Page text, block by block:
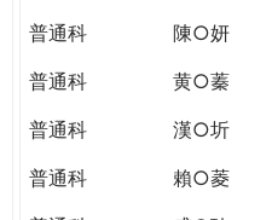
普通科
陳○妍
普通科
黄○蓁
普通科
漢○圻
普通科
賴○菱